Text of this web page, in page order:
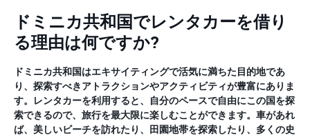
ドミニカ共和国でレンタカーを借り
る理由は何ですか?
ドミニカ共和国はエキサイティングで活気に満ちた目的地であ
り、探索すべきアトラクションやアクティビティが豊富にありま
す。レンタカーを利用すると、自分のペースで自由にこの国を探
索できるので、旅行を最大限に楽しむことができます。車があれ
ば、美しいビーチを訪れたり、田園地帯を探索したり、多くの史